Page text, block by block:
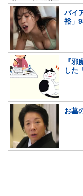
バイ
裕」
『
した
お墓